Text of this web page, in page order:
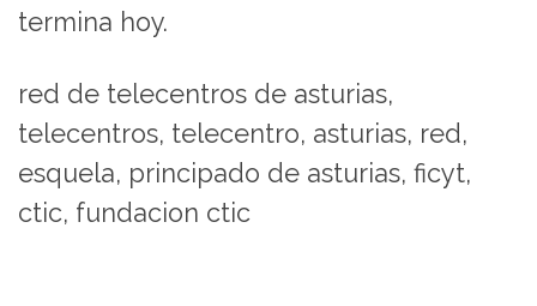
termina hoy.
red de telecentros de asturias,
telecentros, telecentro, asturias, red,
esquela, principado de asturias, ficyt,
ctic, fundacion ctic